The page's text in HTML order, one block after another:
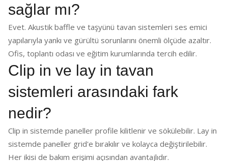
sağlar mı?
Evet. Akustik baffle ve taşyünü tavan sistemleri ses emici
yapılarıyla yankı ve gürültü sorunlarını önemli ölçüde azaltır.
Ofis, toplantı odası ve eğitim kurumlarında tercih edilir.
Clip in ve lay in tavan
sistemleri arasındaki fark
nedir?
Clip in sistemde paneller profile kilitlenir ve sökülebilir. Lay in
sistemde paneller grid'e bırakılır ve kolayca değiştirilebilir.
Her ikisi de bakım erişimi açısından avantajlıdır.